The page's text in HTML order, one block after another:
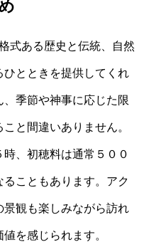
式ある歴史と伝統、自然
ひとときを提供してくれ
、季節や神事に応じた限
と間違いありません。
、初穂料は通常５００
こともあります。アク
観も楽しみながら訪れ
を感じられます。